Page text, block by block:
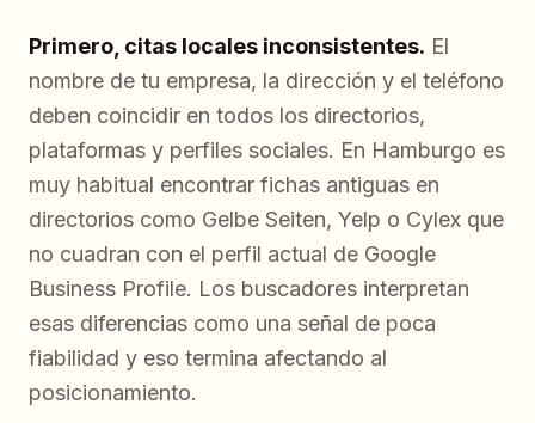
Primero, citas locales inconsistentes. El
nombre de tu empresa, la dirección y el teléfono
deben coincidir en todos los directorios,
plataformas y perfiles sociales. En Hamburgo es
muy habitual encontrar fichas antiguas en
directorios como Gelbe Seiten, Yelp o Cylex que
no cuadran con el perfil actual de Google
Business Profile. Los buscadores interpretan
esas diferencias como una señal de poca
fiabilidad y eso termina afectando al
posicionamiento.